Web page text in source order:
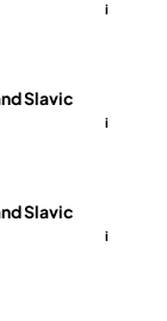
i
Slavic
i
Slavic
i